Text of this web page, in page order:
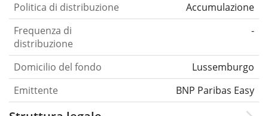
Politica di distribuzione
Accumulazione
Frequenza di
distribuzione
-
Domicilio del fondo
Lussemburgo
Emittente
BNP Paribas Easy